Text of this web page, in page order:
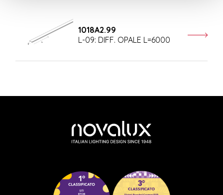
1018A2.99
L-09: DIFF. OPALE L=6000